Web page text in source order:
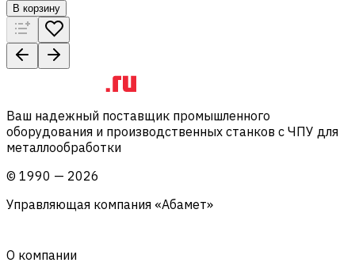
В корзину
Ваш надежный поставщик промышленного
оборудования и производственных станков с ЧПУ для
металлообработки
© 1990 — 2026
Управляющая компания «Абамет»
О компании